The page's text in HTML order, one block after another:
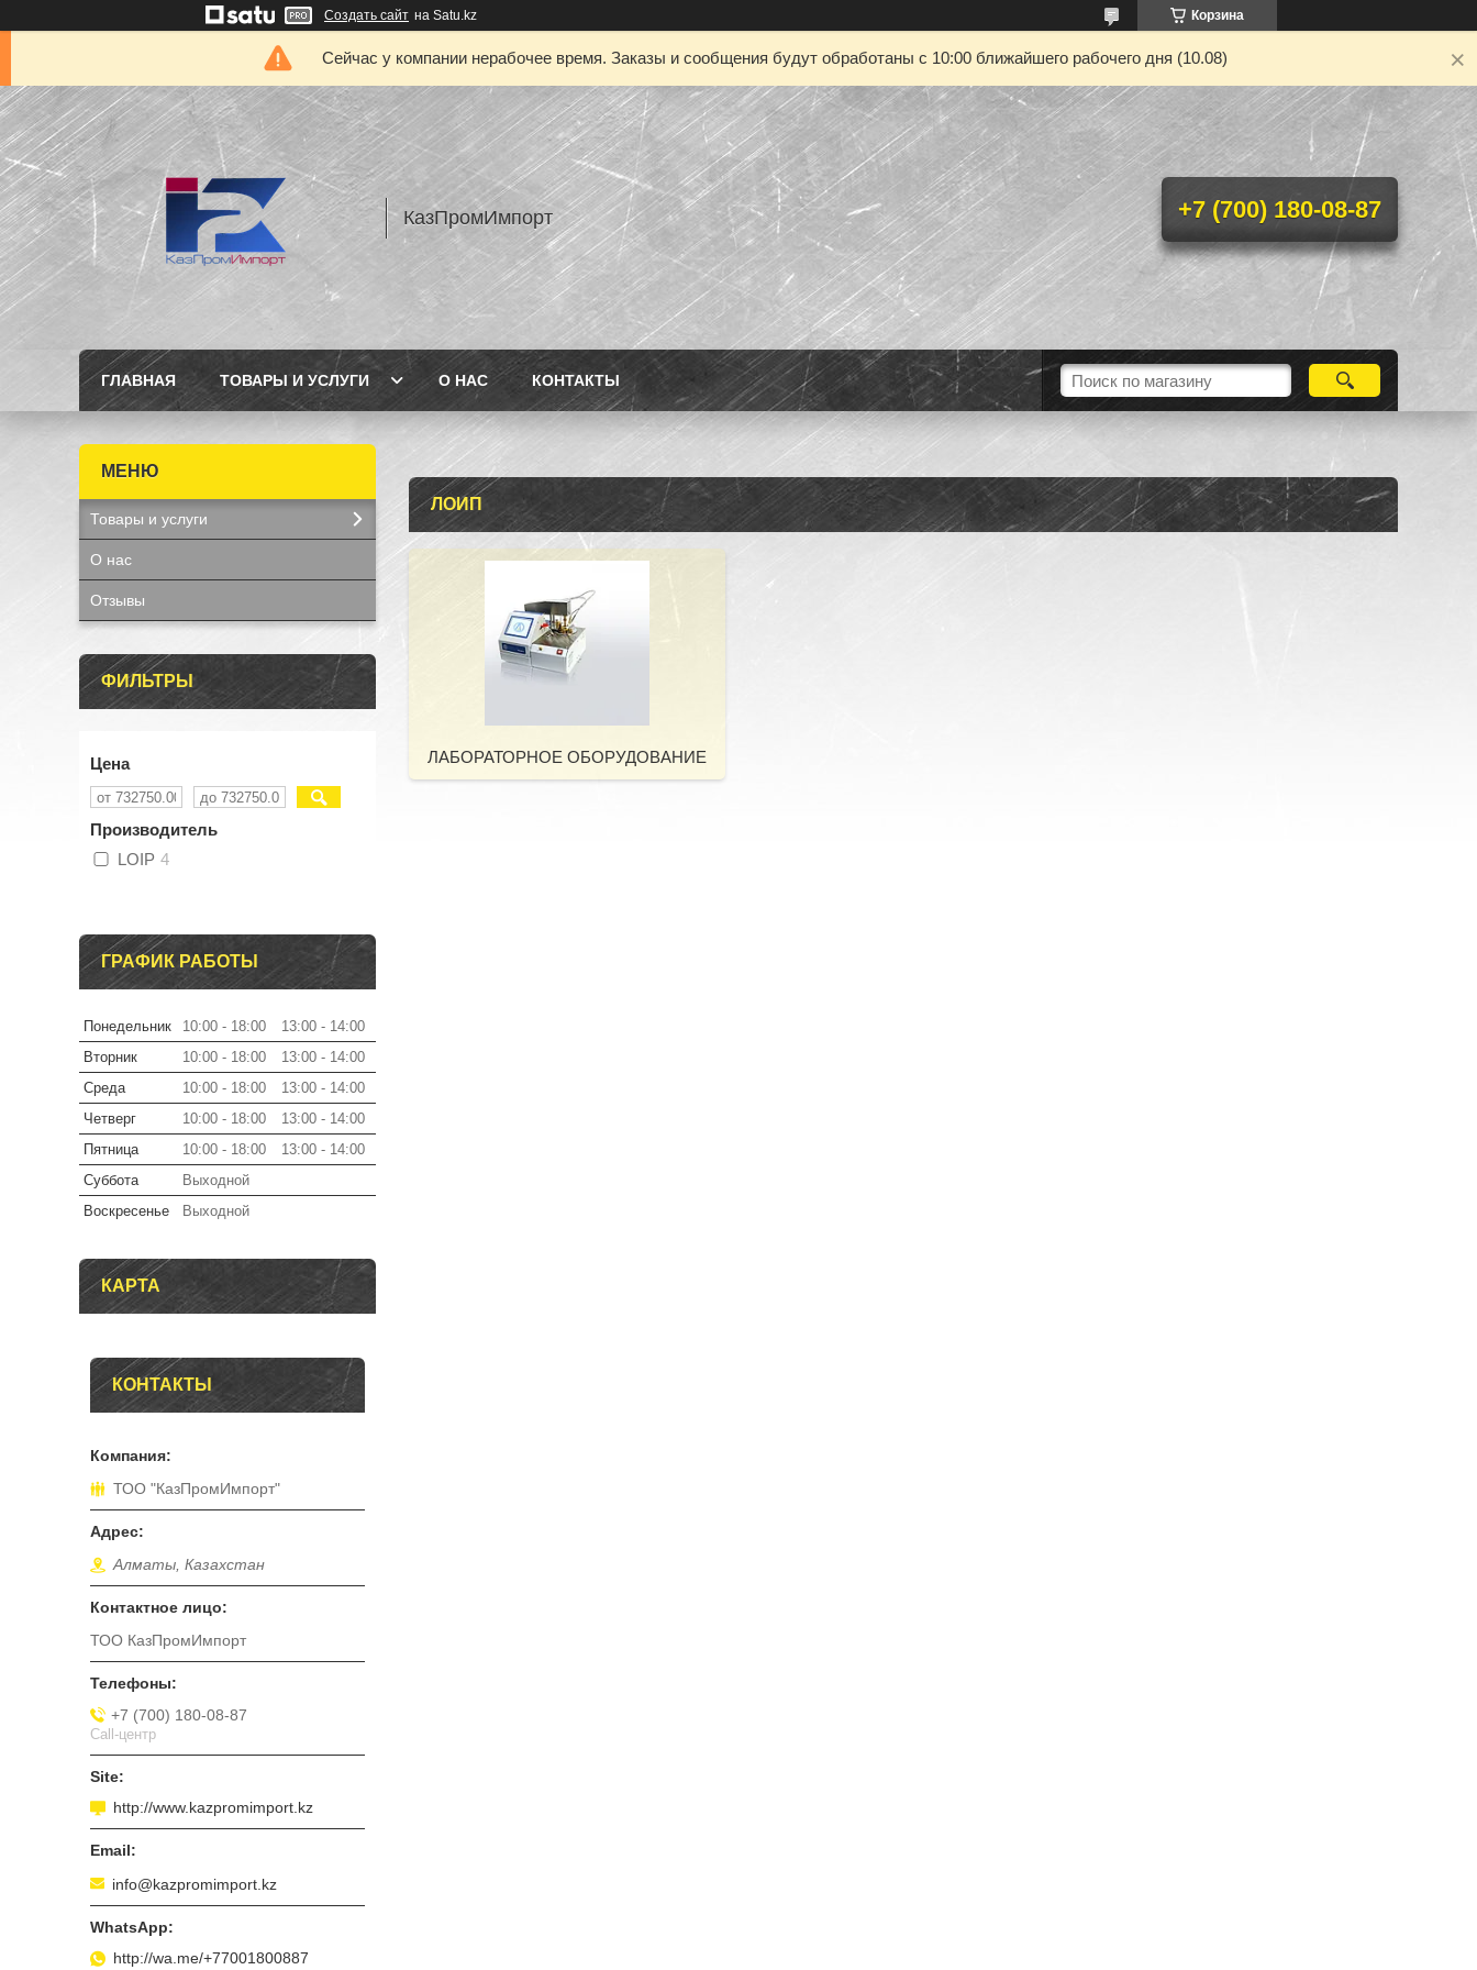
Создать сайт на Satu.kz Корзина
Сейчас у компании нерабочее время. Заказы и сообщения будут обработаны с 10:00 ближайшего рабочего дня (10.08)
КазПромИмпорт +7 (700) 180-08-87
ГЛАВНАЯ ТОВАРЫ И УСЛУГИ О НАС КОНТАКТЫ
ЛОИП
ЛАБОРАТОРНОЕ ОБОРУДОВАНИЕ
Товары и услуги
О нас
Отзывы
ФИЛЬТРЫ
Цена
Производитель
LOIP 4
ГРАФИК РАБОТЫ
Понедельник 10:00 18:00 13:00
14:00
Вторник
10:00 18:00 13:00
14:00
Среда
10:00 18:00 13:00
14:00
Четверг
10:00 18:00 13:00
14:00
Пятница
10:00 18:00 13:00
14:00
Суббота
Выходной
Воскресенье
Выходной
КАРТА
КОНТАКТЫ
ТОО "КазПромИмпорт"
Алматы, Казахстан
ТОО КазПромИмпорт
+7 (700) 180-08-87
Call-центр
http://www.kazpromimport.kz
info@kazpromimport.kz
http://wa.me/+77001800887